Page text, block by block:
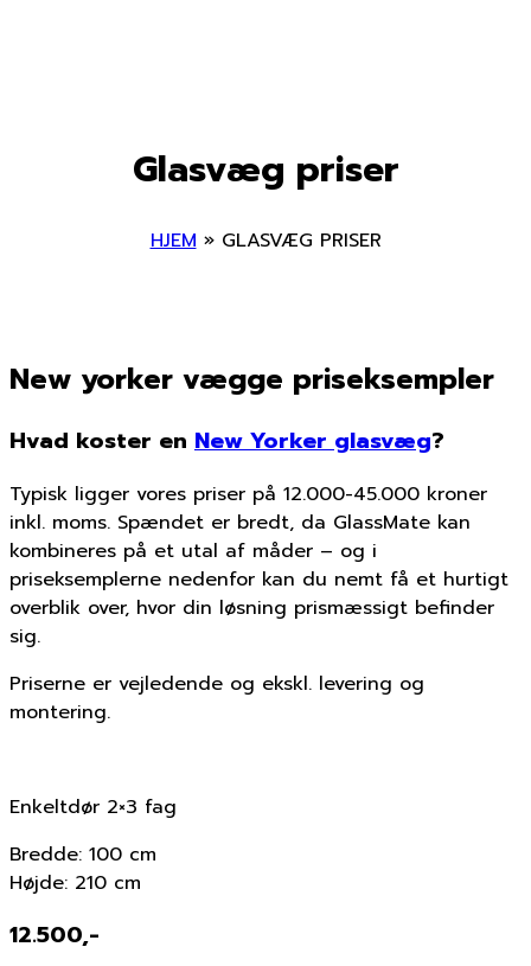
HJEM» GLASVÆG PRISER
Glasvæg priser
New yorker vægge priseksempler
Hvad koster en New Yorker glasvæg?
Typisk ligger vores priser på 12.000-45.000 kroner
inkl. moms. Spændet er bredt, da GlassMate kan
kombineres på et utal af måder – og i
priseksemplerne nedenfor kan du nemt få et hurtigt
overblik over, hvor din løsning prismæssigt befinder
sig.
Priserne er vejledende og ekskl. levering og
montering.
Enkeltdør 2×3 fag
Bredde: 100 cm
Højde: 210 cm
12.500,-